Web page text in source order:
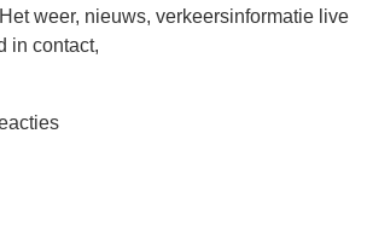
weer, nieuws, verkeersinformatie live
in contact,